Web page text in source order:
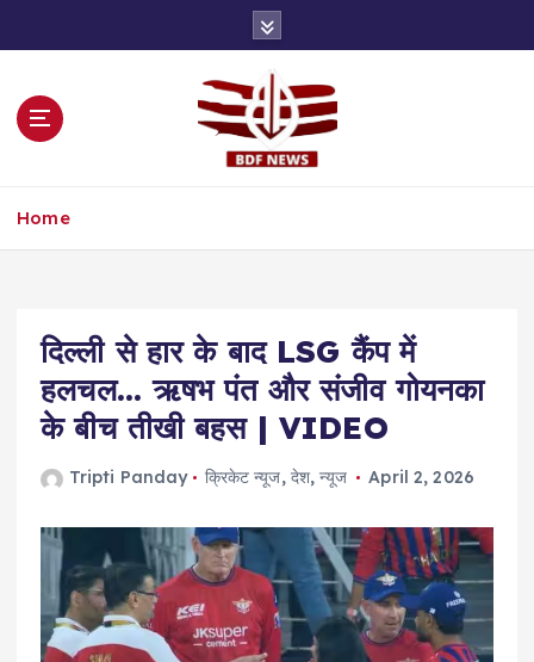
Home
दिल्ली से हार के बाद LSG कैंप में
हलचल… ऋषभ पंत और संजीव गोयनका
के बीच तीखी बहस | VIDEO
Tripti Panday क्रिकेट न्यूज, देश,न्यूज April 2, 2026